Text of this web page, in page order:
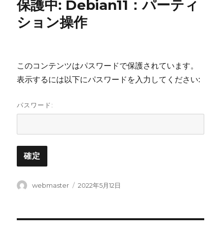
保護中: Debian11：パーティ
ション操作
このコンテンツはパスワードで保護されています。
表示するには以下にパスワードを入力してください:
パスワード:
投
webmaster
投
2022年5月12日